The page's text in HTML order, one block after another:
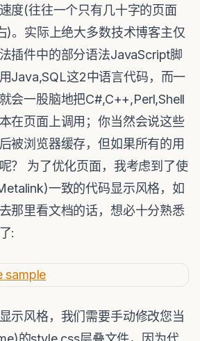
度(往往一个只有几十字的页面
)。实际上绝大多数技术博客主仅
插件中的部分语法JavaScript脚
Java,SQL这2中语言代码，而一
会一股脑地把C#,C++,Perl,Shell
在页面上调用；你当然会说这些
被浏览器缓存，但如果所有的用
？ 为了优化页面，我考虑到了使
一致的代码显示风格，如
那里看文档的话，想必十分熟悉
:
示风格，我们需要手动修改您当